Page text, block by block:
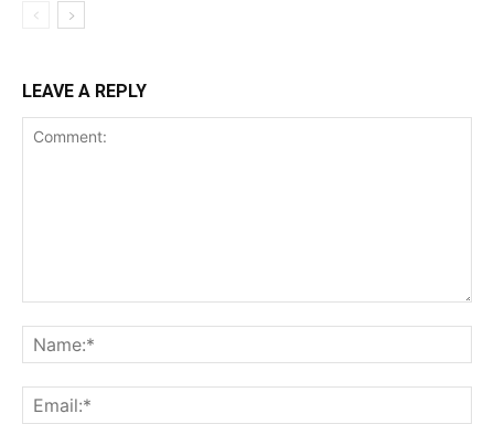
LEAVE A REPLY